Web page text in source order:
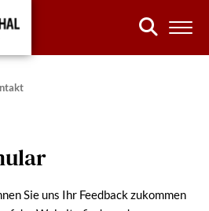
Sie uns Ihr Feedback zukommen